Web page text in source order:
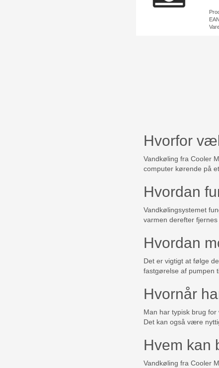
Hvorfor
Vandkøling fra Cooler
computer kørende på
Hvordan
Vandkølingsystemet
varmen derefter fjernes
Hvordan
Det er vigtigt at følge
fastgørelse af pumpen
Hvornår
Man har typisk brug
Det kan også være
Hvem kan
Vandkøling fra Cooler